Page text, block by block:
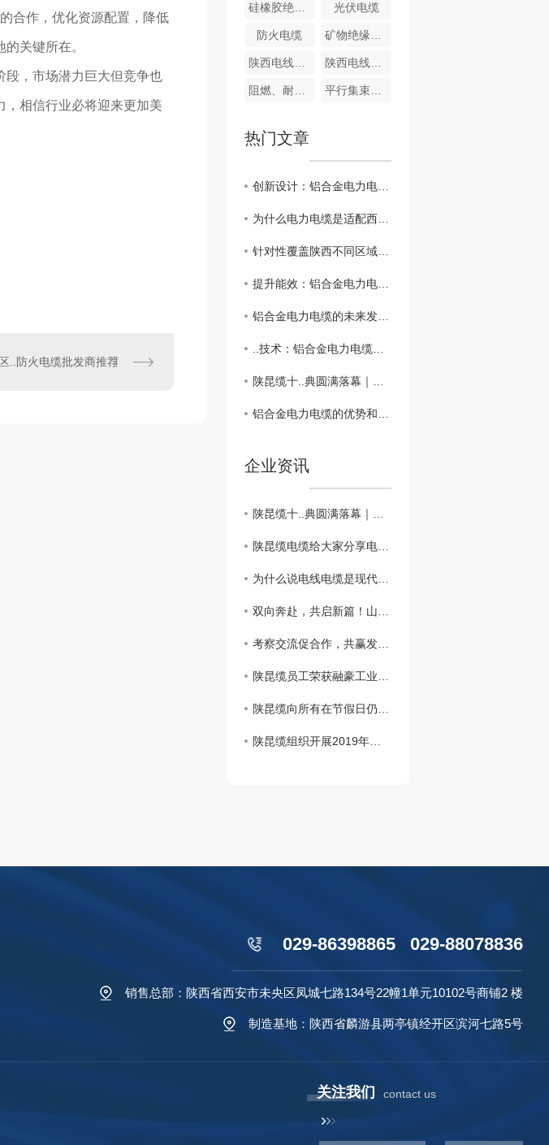
合作，优化资源配置，降低
关键所在。
段，市场潜力巨大但竞争也
，相信行业必将迎来更加美
..防火电缆批发商推荐
硅橡胶绝缘电缆 光伏电缆
防火电缆 矿物绝缘防火电缆
陕西电线厂家-陕昆缆 陕西电线厂家
阻燃、耐火型电力电缆 平行集束架空电缆
热门文章
创新设计：铝合金电力电缆在工程建设中的应用
为什么电力电缆是适配西北全场景需求，筑牢电力传输 防线呢
针对性覆盖陕西不同区域的本地用户搜索如何突出本地化服务优势
提升能效：铝合金电力电缆的节能特性探究
铝合金电力电缆的未来发展前景分析
..技术：铝合金电力电缆在能源传输中的角色
陕昆缆十..典圆满落幕｜以十年为序，赴新程之约
铝合金电力电缆的优势和应用领域
企业资讯
陕昆缆十..典圆满落幕｜以十年为序，赴新程之约
陕昆缆电缆给大家分享电力电缆的选型与敷设要点有哪些
为什么说电线电缆是现代社会的神经脉络
双向奔赴，共启新篇！山西客户赴陕昆缆深度考察加盟商机
考察交流促合作，共赢发展谱新篇——河南宇诺孙总一行莅临麟游生产基地考察指导
陕昆缆员工荣获融豪工业城五一劳动节员工
陕昆缆向所有在节假日仍然坚守岗位的劳动者，致敬！
陕昆缆组织开展2019年消防 应急培训演练
029-86398865 029-88078836
销售总部：陕西省西安市未央区凤城七路134号22幢1单元10102号商铺2 楼
制造基地：陕西省麟游县两亭镇经开区滨河七路5号
关注我们 contact us